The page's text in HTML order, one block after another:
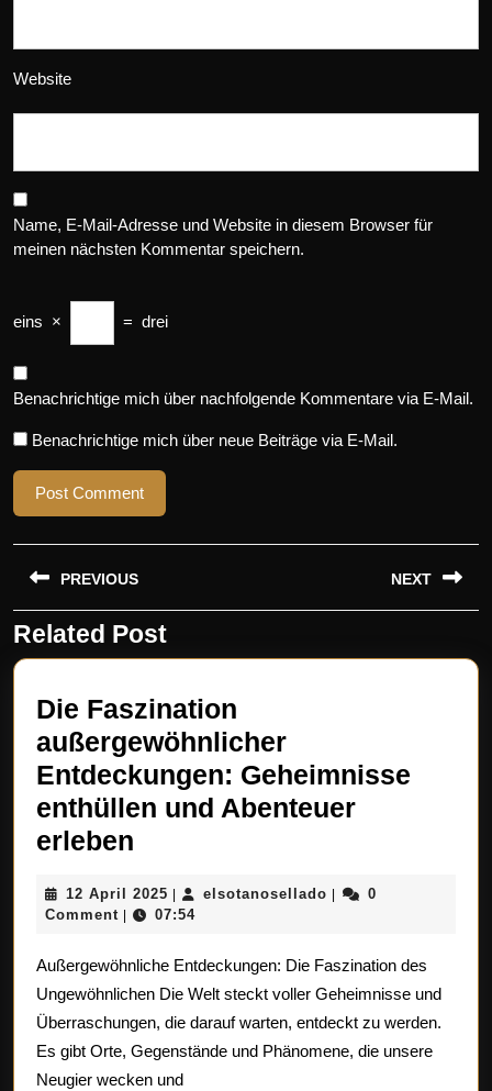
Website
Name, E-Mail-Adresse und Website in diesem Browser für
meinen nächsten Kommentar speichern.
eins × = drei
Benachrichtige mich über nachfolgende Kommentare via E-Mail.
Benachrichtige mich über neue Beiträge via E-Mail.
Beitragsnavigation
PREVIOUS
Previous
post:
NEXT
post:
Related Post
Die Faszination
außergewöhnlicher
Entdeckungen: Geheimnisse
enthüllen und Abenteuer
erleben
außergewöhnlicher
Geheimnisse
enthüllen
und
Abenteuer
12 April 2025 12
April
elsotanosellado elsotanosellado
0
Comment
07:54
Außergewöhnliche Entdeckungen: Die Faszination des
Ungewöhnlichen Die Welt steckt voller Geheimnisse und
Überraschungen, die darauf warten, entdeckt zu werden.
Es gibt Orte, Gegenstände und Phänomene, die unsere
Neugier wecken und